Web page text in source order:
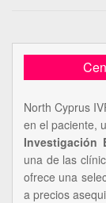
North Cyprus
en el paciente,
Investigación
una de las
ofrece una
a precios